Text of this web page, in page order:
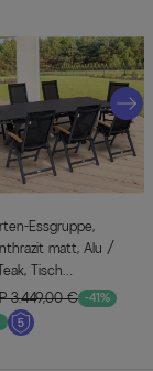
matt, Alu /
Tisch
8 Klappstühle
3.449,00 € -41%